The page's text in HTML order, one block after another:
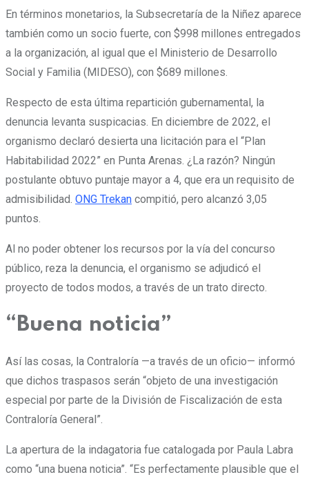
En términos monetarios, la Subsecretaría de la Niñez aparece
también como un socio fuerte, con $998 millones entregados
a la organización, al igual que el Ministerio de Desarrollo
Social y Familia (MIDESO), con $689 millones.
Respecto de esta última repartición gubernamental, la
denuncia levanta suspicacias. En diciembre de 2022, el
organismo declaró desierta una licitación para el “Plan
Habitabilidad 2022” en Punta Arenas. ¿La razón? Ningún
postulante obtuvo puntaje mayor a 4, que era un requisito de
admisibilidad. ONG Trekan compitió, pero alcanzó 3,05
puntos.
Al no poder obtener los recursos por la vía del concurso
público, reza la denuncia, el organismo se adjudicó el
proyecto de todos modos, a través de un trato directo.
“Buena noticia”
Así las cosas, la Contraloría —a través de un oficio— informó
que dichos traspasos serán “objeto de una investigación
especial por parte de la División de Fiscalización de esta
Contraloría General”.
La apertura de la indagatoria fue catalogada por Paula Labra
como “una buena noticia”. “Es perfectamente plausible que el